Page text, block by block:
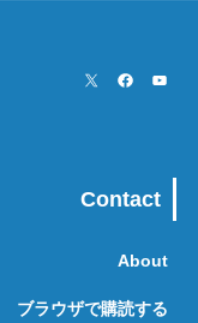
Contact
About
ブラウザで購読する